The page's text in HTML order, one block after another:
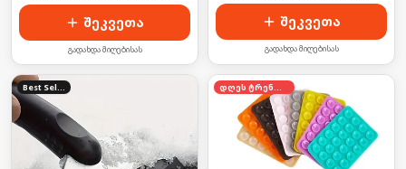
შეკვეთა
გადახდა მიღებისას
შეკვეთა
გადახდა მიღებისას
Best Seller დღეს ტრენდში